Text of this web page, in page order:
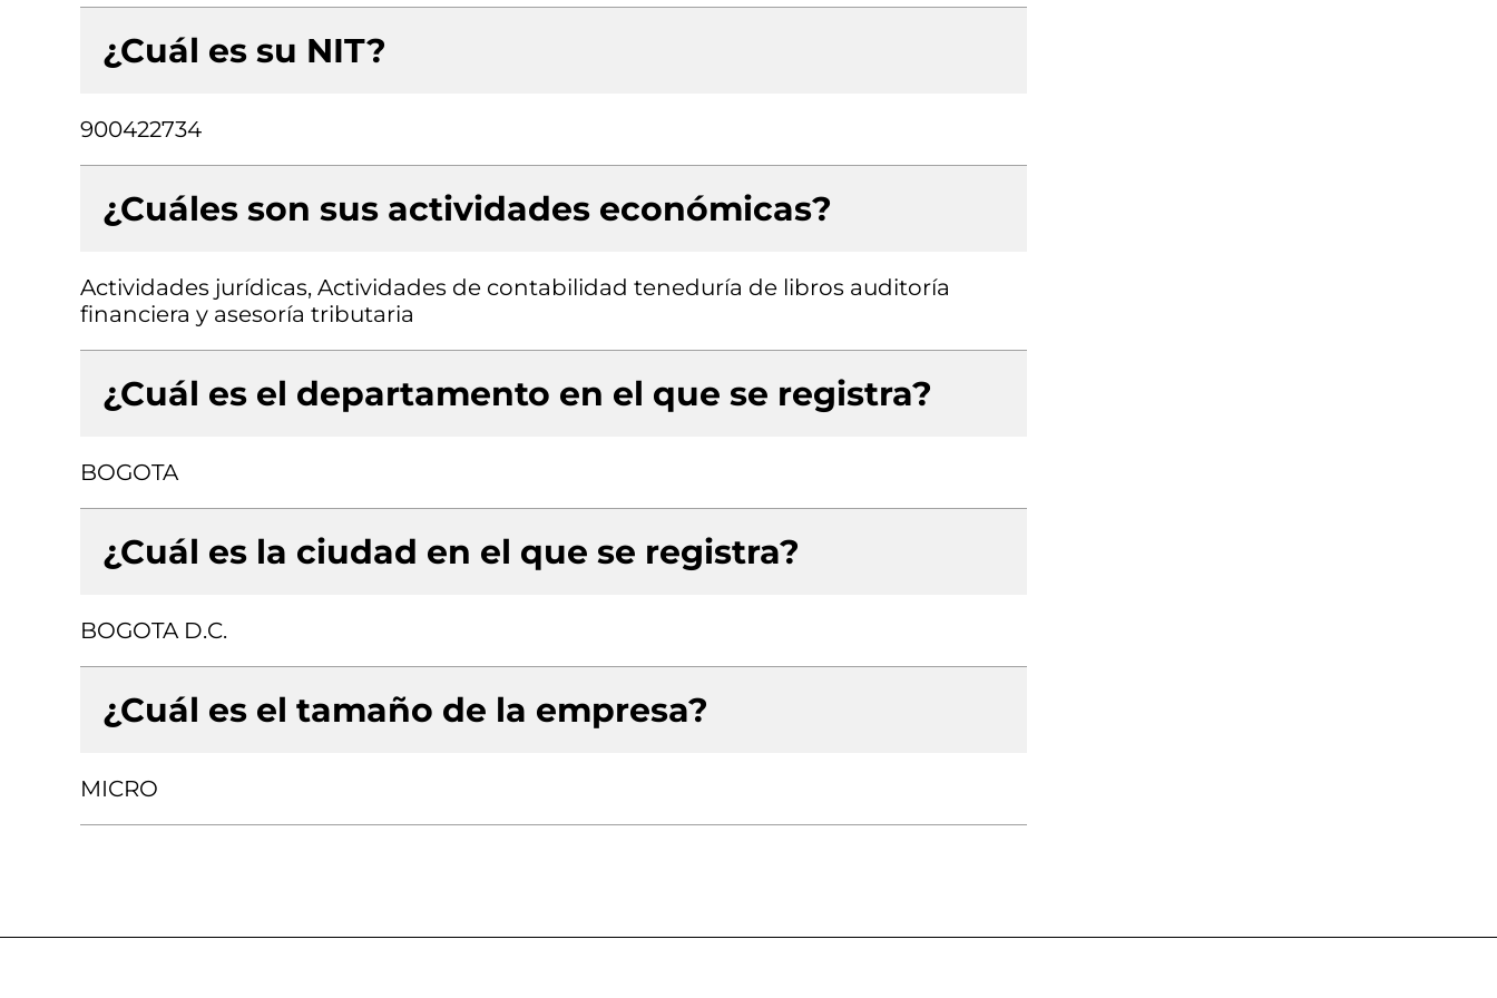
¿Cuál es su NIT?
900422734
¿Cuáles son sus actividades económicas?
Actividades jurídicas, Actividades de contabilidad teneduría de libros auditoría
financiera y asesoría tributaria
¿Cuál es el departamento en el que se registra?
BOGOTA
¿Cuál es la ciudad en el que se registra?
BOGOTA D.C.
¿Cuál es el tamaño de la empresa?
MICRO